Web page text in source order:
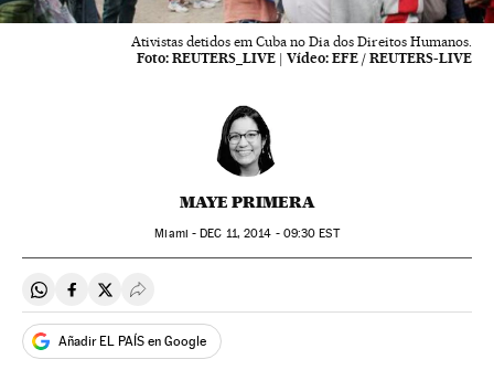
Ativistas detidos em Cuba no Dia dos Direitos Humanos.
Foto: REUTERS_LIVE | Vídeo: EFE / REUTERS-LIVE
MAYE PRIMERA
Miami -DEC 11, 2014 - 09:30 EST
Compartir en Whatsapp
Compartir en Facebook
Compartir en Twitter
Desplegar Redes Sociales
Añadir EL PAÍS en Google